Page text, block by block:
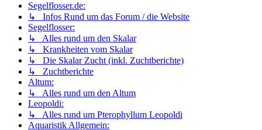
Segelflosser.de:
↳ Infos Rund um das Forum / die Website
Segelflosser:
↳ Alles rund um den Skalar
↳ Krankheiten vom Skalar
↳ Die Skalar Zucht (inkl. Zuchtberichte)
↳ Zuchtberichte
Altum:
↳ Alles rund um den Altum
Leopoldi:
↳ Alles rund um Pterophyllum Leopoldi
Aquaristik Allgemein: